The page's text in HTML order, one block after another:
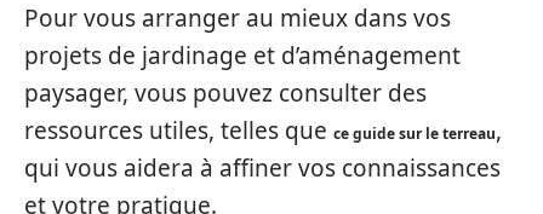
Pour vous arranger au mieux dans vos
projets de jardinage et d’aménagement
paysager, vous pouvez consulter des
ressources utiles, telles que ce guide sur le terreau,
qui vous aidera à affiner vos connaissances
et votre pratique.